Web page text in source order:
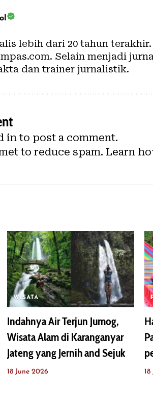
lebih dari 20 tahun
Selain menjadi
dan trainer jurnalistik.
in to post a comment.
to reduce spam. Learn
WISATA
Indahnya Air Terjun Jumog,
Wisata Alam di Karanganyar
Jateng yang Jernih and Sejuk
18 June 2026